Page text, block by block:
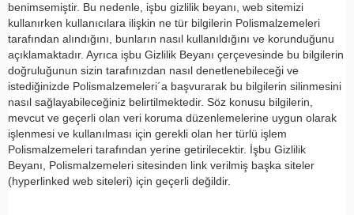
benimsemiştir. Bu nedenle, işbu gizlilik beyanı, web sitemizi
kullanırken kullanıcılara ilişkin ne tür bilgilerin Polismalzemeleri
tarafından alındığını, bunların nasıl kullanıldığını ve korunduğunu
açıklamaktadır. Ayrıca işbu Gizlilik Beyanı çerçevesinde bu bilgilerin
doğruluğunun sizin tarafınızdan nasıl denetlenebileceği ve
istediğinizde Polismalzemeleri´a başvurarak bu bilgilerin silinmesini
nasıl sağlayabileceğiniz belirtilmektedir. Söz konusu bilgilerin,
mevcut ve geçerli olan veri koruma düzenlemelerine uygun olarak
işlenmesi ve kullanılması için gerekli olan her türlü işlem
Polismalzemeleri tarafından yerine getirilecektir. İşbu Gizlilik
Beyanı, Polismalzemeleri sitesinden link verilmiş başka siteler
(hyperlinked web siteleri) için geçerli değildir.